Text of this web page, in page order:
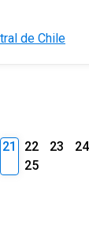
de Chile
21 22 23
24
25